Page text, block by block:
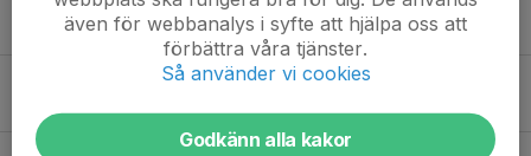
Inget Fotbollslekis idag onsdag 5/4!
5 apr 2023 0
Vi skjuter på Lekisstarten till 5/4
även för webbanalys i syfte att hjälpa oss att
förbättra våra tjänster.
Så använder vi cookies
Godkänn alla kakor